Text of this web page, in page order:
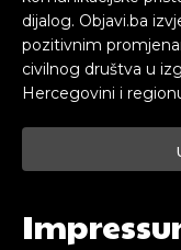
dijalog. Objavi.ba
pozitivnim
civilnog društva u
Hercegovini i